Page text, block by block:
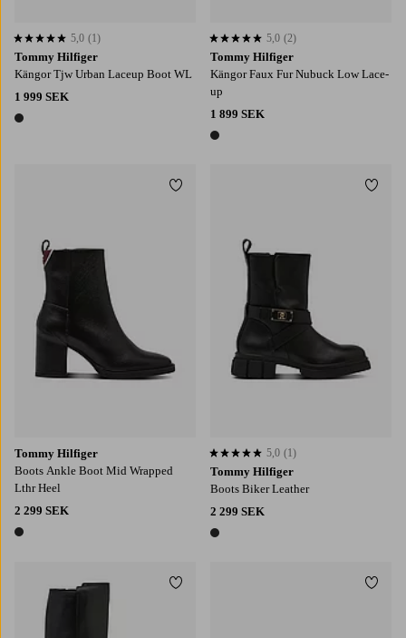
Tommy Hilfiger
Kängor Tjw Urban Laceup Boot WL
1 999 SEK
1 färg
5,0 baserat på 1 st betyg
5,0 (1)
Tommy Hilfiger
Kängor Faux Fur Nubuck Low Lace-
up
1 899 SEK
1 färg
5,0 baserat på 2 st betyg
5,0 (2)
Tommy Hilfiger
Boots Ankle Boot Mid Wrapped
Lthr Heel
2 299 SEK
1 färg
Lägg till i favoriter
Tommy Hilfiger
Boots Biker Leather
2 299 SEK
1 färg
5,0 baserat på 1 st betyg
5,0 (1)
Lägg till i favoriter